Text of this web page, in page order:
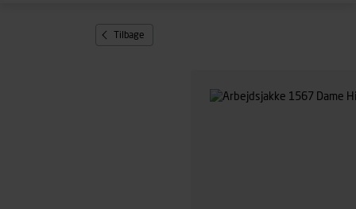
Tilbage